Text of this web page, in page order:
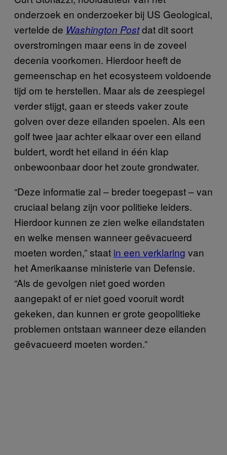
onderzoek en onderzoeker bij US Geological,
vertelde de Washington Postdat dit soort
overstromingen maar eens in de zoveel
decenia voorkomen. Hierdoor heeft de
gemeenschap en het ecosysteem voldoende
tijd om te herstellen. Maar als de zeespiegel
verder stijgt, gaan er steeds vaker zoute
golven over deze eilanden spoelen. Als een
golf twee jaar achter elkaar over een eiland
buldert, wordt het eiland in één klap
onbewoonbaar door het zoute grondwater.
“Deze informatie zal – breder toegepast – van
cruciaal belang zijn voor politieke leiders.
Hierdoor kunnen ze zien welke eilandstaten
en welke mensen wanneer geëvacueerd
moeten worden,” staat in een verklaring van
het Amerikaanse ministerie van Defensie.
“Als de gevolgen niet goed worden
aangepakt of er niet goed vooruit wordt
gekeken, dan kunnen er grote geopolitieke
problemen ontstaan wanneer deze eilanden
geëvacueerd moeten worden.”